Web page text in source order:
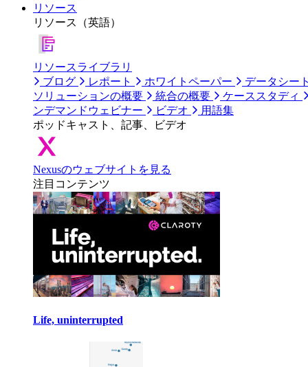
リソース
リソース（英語）
リソースライブラリ
ブログ
レポート ホワイトペーパー
データシー
ソリューションの概要
統合の概要
ケーススタディ
ンデマンドウェビナー
ビデオ
用語集
ポッドキャスト、記事、ビデオ
Nexusのウェブサイトを見る
注目コンテンツ
Life, uninterrupted